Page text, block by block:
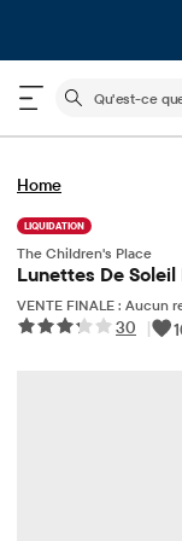
Le
Home
LIQUIDATION
The Children's Place
Lunettes De
VENTE FINALE : Aucun
30 |